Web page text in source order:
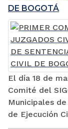
DE BOGOTÁ
El día 18 de
Comité del
Municipales
de Ejecución